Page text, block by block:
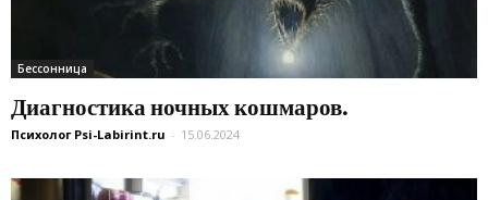
Бессонница
Диагностика ночных кошмаров.
Психолог Psi-Labirint.ru - 15.06.2024